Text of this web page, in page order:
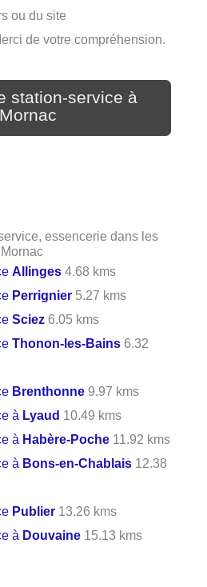
ou du site
de votre compréhension.
station-service à
Mornac
essencerie dans les
Allinges 4.68 kms
Perrignier 5.27 kms
Sciez 6.05 kms
Thonon-les-Bains 6.32
Brenthonne 9.97 kms
à Lyaud 10.49 kms
à Habère-Poche 11.92 kms
à Bons-en-Chablais 12.38
Publier 13.26 kms
à Douvaine 15.13 kms